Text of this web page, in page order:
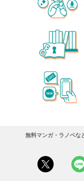
無料マンガ・ラノベな